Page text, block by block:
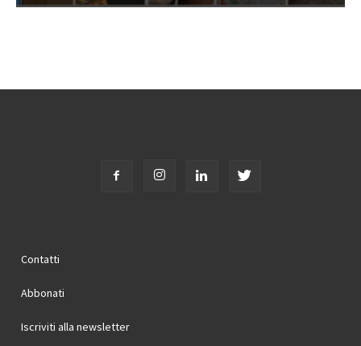
Contatti
Abbonati
Iscriviti alla newsletter